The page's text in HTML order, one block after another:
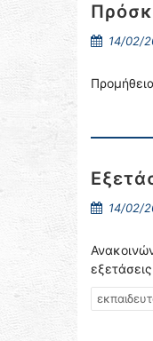
14/02/
14/02/